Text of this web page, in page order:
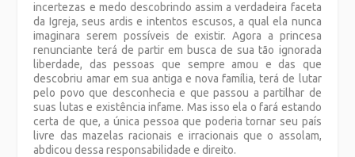
incertezas e medo descobrindo assim a verdadeira faceta
da Igreja, seus ardis e intentos escusos, a qual ela nunca
imaginara serem possíveis de existir. Agora a princesa
renunciante terá de partir em busca de sua tão ignorada
liberdade, das pessoas que sempre amou e das que
descobriu amar em sua antiga e nova família, terá de lutar
pelo povo que desconhecia e que passou a partilhar de
suas lutas e existência infame. Mas isso ela o fará estando
certa de que, a única pessoa que poderia tornar seu país
livre das mazelas racionais e irracionais que o assolam,
abdicou dessa responsabilidade e direito.